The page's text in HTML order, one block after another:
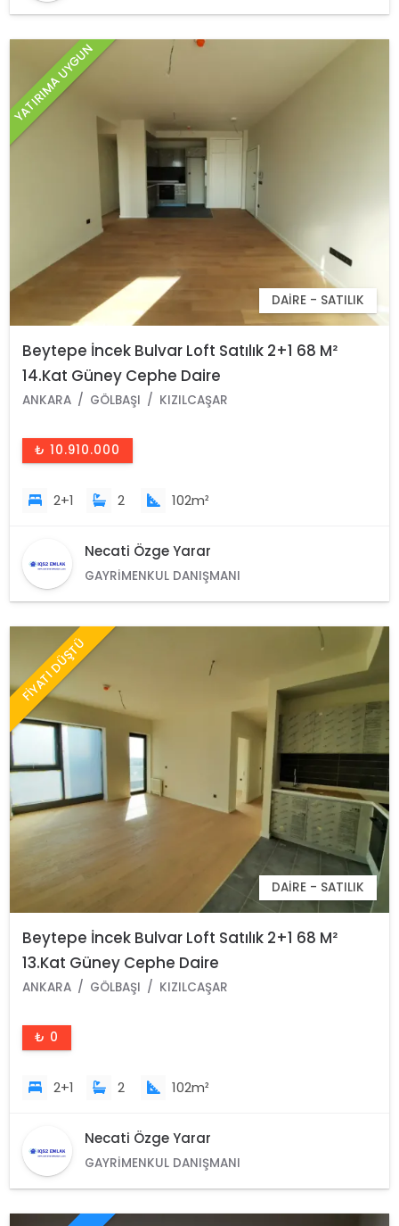
YATIRIMA UYGUN
DAIRE - SATILIK
Beytepe İncek Bulvar Loft Satılık 2+1 68 M²
14.Kat Güney Cephe Daire
ANKARA GÖLBAŞI KIZILCAŞAR
₺ 10.910.000
2+1 2 102m²
Necati Özge Yarar
GAYRIMENKUL DANIŞMANI
FİYATI DÜŞTÜ
DAIRE - SATILIK
Beytepe İncek Bulvar Loft Satılık 2+1 68 M²
13.Kat Güney Cephe Daire
ANKARA GÖLBAŞI KIZILCAŞAR
₺ 0
2+1 2 102m²
Necati Özge Yarar
GAYRIMENKUL DANIŞMANI